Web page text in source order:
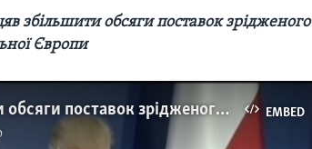
збільшити обсяги поставок зрідженого
Європи
EMBED
Трамп пообіцяв збільшити обсяги поставок зрідженого природнього газу до Центральної Європи. Відео